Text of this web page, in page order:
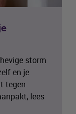
storm
en je
tegen
lees